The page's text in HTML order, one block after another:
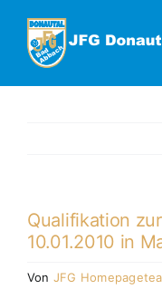
Inhalt
springen
Qualifikation
10.01.2010 in
Von JFG